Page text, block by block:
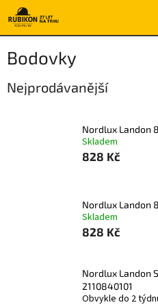
Přejít
na
obsah
Bodovky
Nejprodávanější
Nordlux Landon
Skladem
828 Kč
Nordlux Landon
Skladem
828 Kč
Nordlux Landon
2110840101
Obvykle do 2